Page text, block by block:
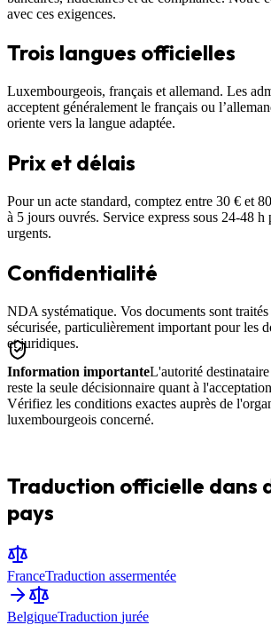
avec ces exigences.
Trois langues officielles
Luxembourgeois, français et allemand. Les
acceptent généralement le français ou
oriente vers la langue adaptée.
Prix et délais
Pour un acte standard, comptez entre 30 € et
à 5 jours ouvrés. Service express sous 24-48 h
urgents.
Confidentialité
NDA systématique. Vos documents sont
sécurisée, particulièrement important pour les
et juridiques.
Information importanteL'autorité
reste la seule décisionnaire quant à
Vérifiez les conditions exactes auprès de
luxembourgeois concerné.
Traduction officielle dans
pays
FranceTraduction assermentée
BelgiqueTraduction jurée